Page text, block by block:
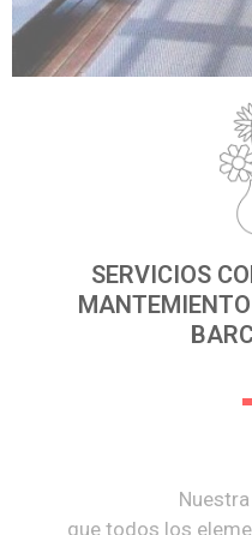
SERVICIOS
que todos los